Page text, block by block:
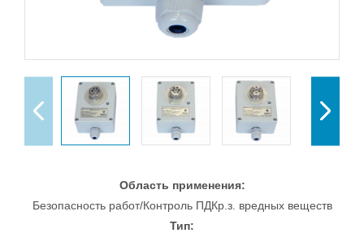
Область применения:
Безопасность работ/Контроль ПДКр.з. вредных веществ
Тип: